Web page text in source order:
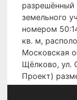
разрешённый
земельного
номером
кв. м,
Московская
Щёлково, ул.
Проект)
http://